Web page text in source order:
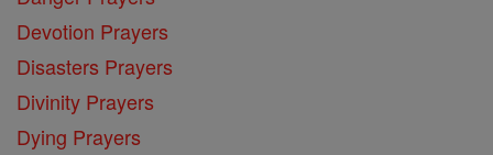
Devotion Prayers
Disasters Prayers
Divinity Prayers
Dying Prayers